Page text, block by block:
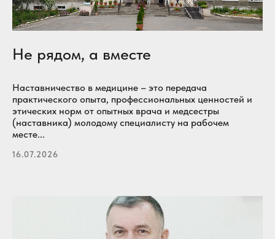
Не рядом, а вместе
Наставничество в медицине – это передача
практического опыта, профессиональных ценностей и
этических норм от опытных врача и медсестры
(наставника) молодому специалисту на рабочем
месте...
16.07.2026